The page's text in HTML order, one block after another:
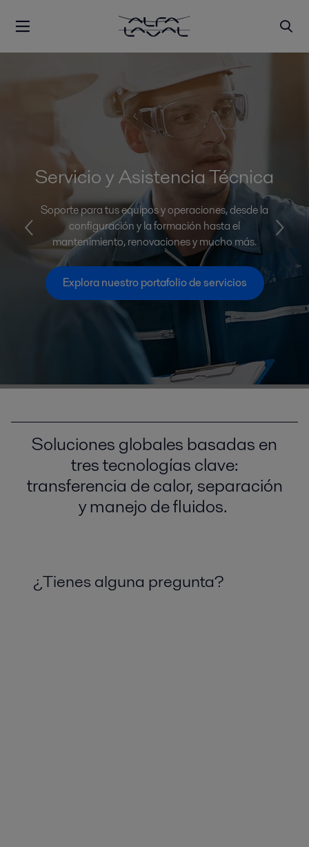
Servicio y Asistencia Técnica
Soporte para tus equipos y operaciones, desde la
configuración y la formación hasta el
mantenimiento, renovaciones y mucho más.
Explora nuestro portafolio de servicios
Soluciones globales basadas en
tres tecnologías clave:
transferencia de calor, separación
y manejo de fluidos.
¿Tienes alguna pregunta?